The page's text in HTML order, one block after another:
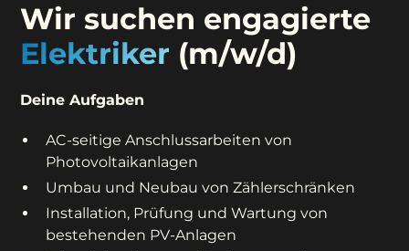
Wir suchen engagierte
Elektriker (m/w/d)
Deine Aufgaben
AC-seitige Anschlussarbeiten von
Photovoltaikanlagen
Umbau und Neubau von Zählerschränken
Installation, Prüfung und Wartung von
bestehenden PV-Anlagen